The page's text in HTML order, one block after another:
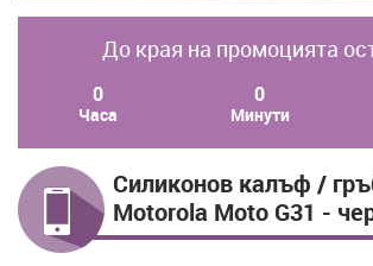
До края на промоцията
0
Часа
0
Минути
Силиконов калъф /
Motorola Moto G31 -